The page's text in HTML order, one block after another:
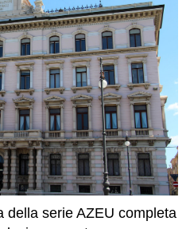
della serie AZEU completa